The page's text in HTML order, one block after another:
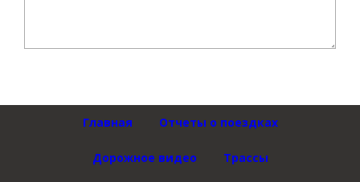
Главная Отчеты о поездках
Дорожное видео Трассы